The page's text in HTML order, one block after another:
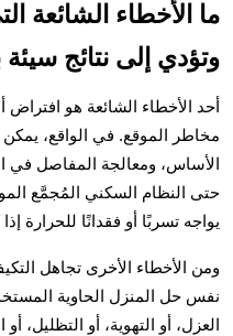
ما الأخطاء الشائعة
وتؤدي إلى نتائج
أحد الأخطاء الشائعة هو افتراض
مخاطر الموقع. في الواقع، يمكن
الأساس، ومعالجة المفاصل في
حتى النظام السكني المُجمَّع
يواجه تسربًا أو فقدانًا للحرارة
ومن الأخطاء الأخرى تجاهل
نفس حل المنزل الحاوية
العزل، أو التهوية، أو